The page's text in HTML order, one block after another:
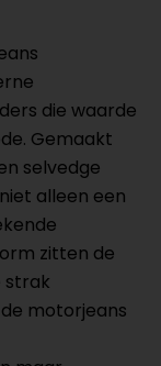
die waarde
Gemaakt
selvedge
alleen een
zitten de
strak
motorjeans